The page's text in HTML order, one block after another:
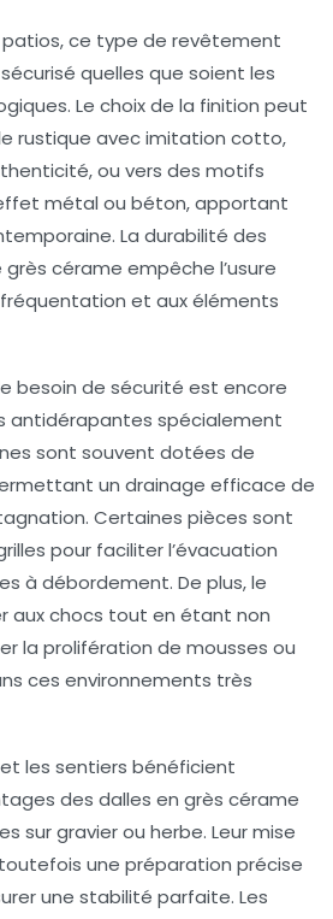
, ce type de revêtement
quelles que soient les
Le choix de la finition peut
rustique avec imitation cotto,
ou vers des motifs
métal ou béton, apportant
La durabilité des
cérame empêche l’usure
et aux éléments
besoin de sécurité est encore
antidérapantes spécialement
sont souvent dotées de
un drainage efficace de
Certaines pièces sont
pour faciliter l’évacuation
à débordement. De plus, le
aux chocs tout en étant non
la prolifération de mousses ou
ces environnements très
les sentiers bénéficient
des dalles en grès cérame
sur gravier ou herbe. Leur mise
une préparation précise
une stabilité parfaite. Les